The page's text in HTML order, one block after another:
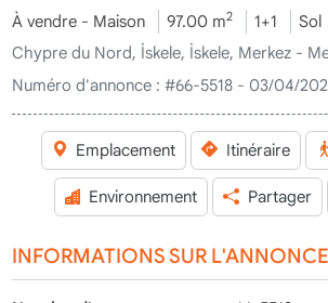
À vendre - Maison 97.00 m2 1+1
Sol
Chypre du Nord, İskele, İskele, Merkez -
Numéro d'annonce : #66-5518 - 03/04/
Emplacement Itinéraire
Environnement Partager
INFORMATIONS SUR L'ANNONCE